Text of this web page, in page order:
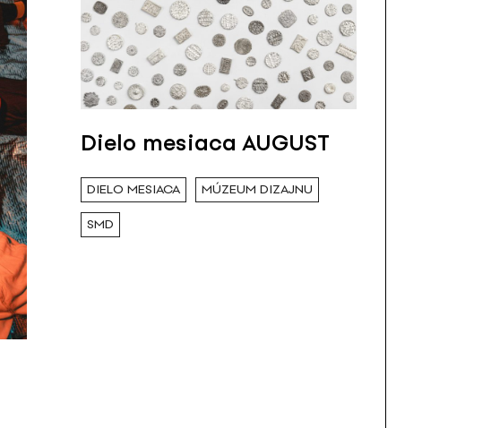
Dielo mesiaca AUGUST
DIELO MESIACA MÚZEUM DIZAJNU
SMD